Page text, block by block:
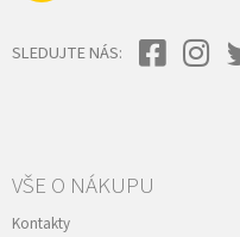
SLEDUJTE NÁS:
VŠE O NÁKUPU
Kontakty